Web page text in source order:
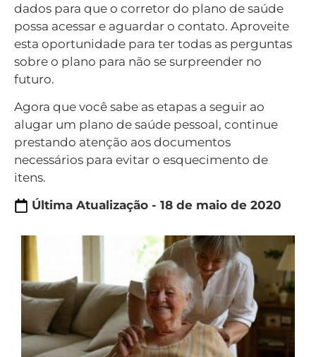
dados para que o corretor do plano de saúde
possa acessar e aguardar o contato. Aproveite
esta oportunidade para ter todas as perguntas
sobre o plano para não se surpreender no
futuro.
Agora que você sabe as etapas a seguir ao
alugar um plano de saúde pessoal, continue
prestando atenção aos documentos
necessários para evitar o esquecimento de
itens.
Última Atualização - 18 de maio de 2020